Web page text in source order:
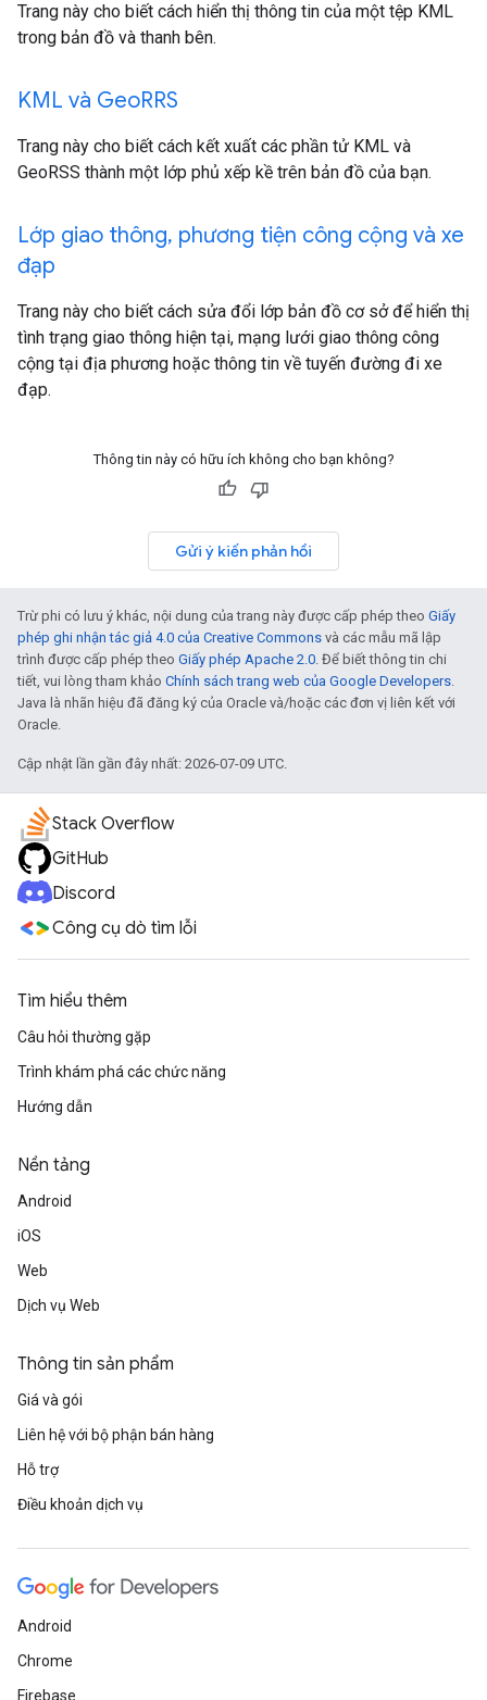
Trang này cho biết cách hiển thị thông tin của một tệp KML
trong bản đồ và thanh bên.
KML và GeoRRS
Trang này cho biết cách kết xuất các phần tử KML và
GeoRSS thành một lớp phủ xếp kề trên bản đồ của bạn.
Lớp giao thông, phương tiện công cộng và xe
đạp
Trang này cho biết cách sửa đổi lớp bản đồ cơ sở để hiển thị
tình trạng giao thông hiện tại, mạng lưới giao thông công
cộng tại địa phương hoặc thông tin về tuyến đường đi xe
đạp.
Thông tin này có hữu ích không cho bạn không?
Gửi ý kiến phản hồi
Trừ phi có lưu ý khác, nội dung của trang này được cấp phép theo Giấy
phép ghi nhận tác giả 4.0 của Creative Commons và các mẫu mã lập
trình được cấp phép theo Giấy phép Apache 2.0. Để biết thông tin chi
tiết, vui lòng tham khảo Chính sách trang web của Google Developers.
Java là nhãn hiệu đã đăng ký của Oracle và/hoặc các đơn vị liên kết với
Oracle.
Cập nhật lần gần đây nhất: 2026-07-09 UTC.
Stack Overflow
GitHub
Discord
Công cụ dò tìm lỗi
Tìm hiểu thêm
Câu hỏi thường gặp
Trình khám phá các chức năng
Hướng dẫn
Nền tảng
Android
iOS
Web
Dịch vụ Web
Thông tin sản phẩm
Giá và gói
Liên hệ với bộ phận bán hàng
Hỗ trợ
Điều khoản dịch vụ
Android
Chrome
Firebase